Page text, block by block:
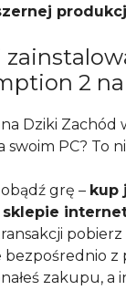
2 na
Dziki Zachód
swoim PC? To
grę – kup
pobierz
bezpośrednio z
zakupu, a